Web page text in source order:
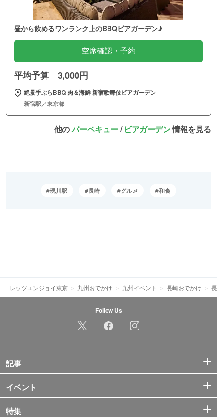
昼から飲めるワンランク上のBBQビアガーデン♪
空席確認・予約
平均予算 3,000円
絶景手ぶらBBQ 肉＆海鮮 新宿歌舞伎ビアガーデン
新宿駅／東京都
他のバーベキュー/ ビアガーデン情報を見る
現川駅 長崎 グルメ 和食
レッツエンジョイ東京 九州おでかけ 九州イベント 長崎おでかけ
Follow Us
記事
イベント
特集